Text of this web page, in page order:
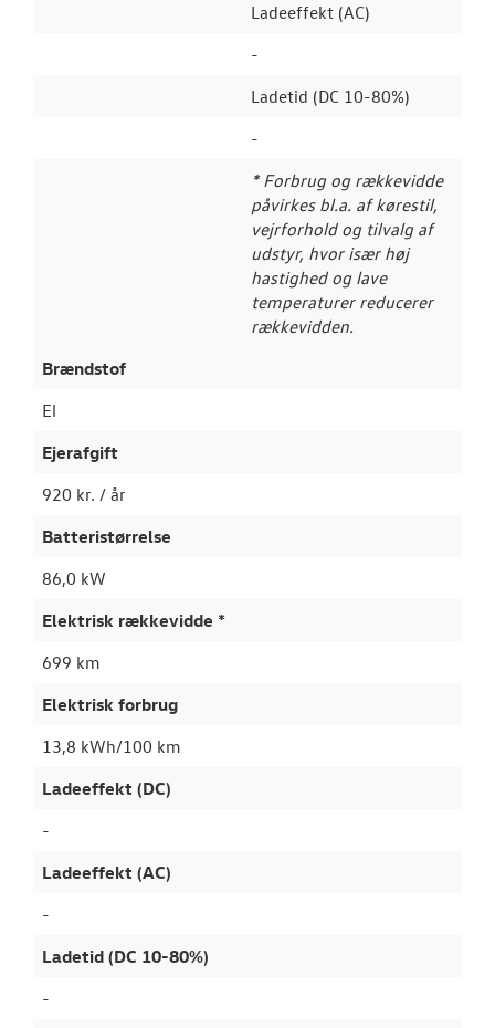
Ladeeffekt (AC)
-
Ladetid (DC 10-80%)
-
* Forbrug og rækkevidde
påvirkes bl.a. af kørestil,
vejrforhold og tilvalg af
udstyr, hvor især høj
hastighed og lave
temperaturer reducerer
rækkevidden.
Brændstof
El
Ejerafgift
920 kr. / år
Batteristørrelse
86,0 kW
Elektrisk rækkevidde *
699 km
Elektrisk forbrug
13,8 kWh/100 km
Ladeeffekt (DC)
-
Ladeeffekt (AC)
-
Ladetid (DC 10-80%)
-